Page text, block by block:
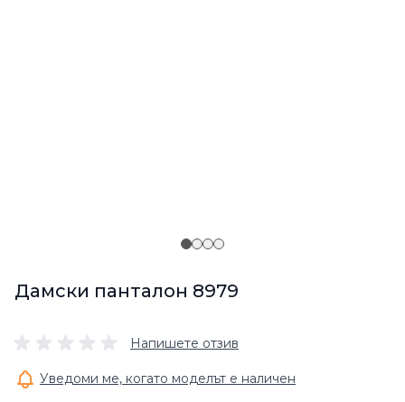
Дамски панталон 8979
Напишете отзив
Уведоми ме, когато моделът е наличен